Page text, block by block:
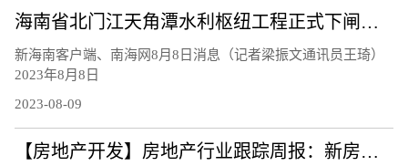
海南省北门江天角潭水利枢纽工程正式下闸蓄水
新海南客户端、南海网8月8日消息（记者梁振文通讯员王琦）
2023年8月8日
2023-08-09
【房地产开发】房地产行业跟踪周报：新房二手房销售持续下行，南京郑州等地发布楼市新政